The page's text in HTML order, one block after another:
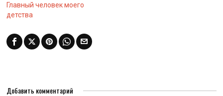
Главный человек моего
детства
Добавить комментарий